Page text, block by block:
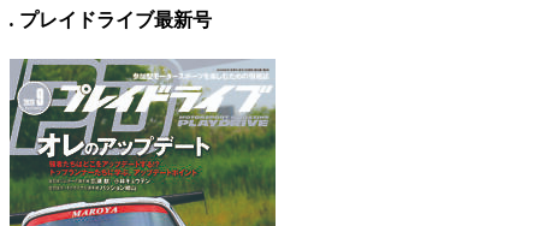
. プレイドライブ最新号